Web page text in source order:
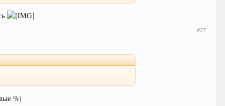
#27
%)